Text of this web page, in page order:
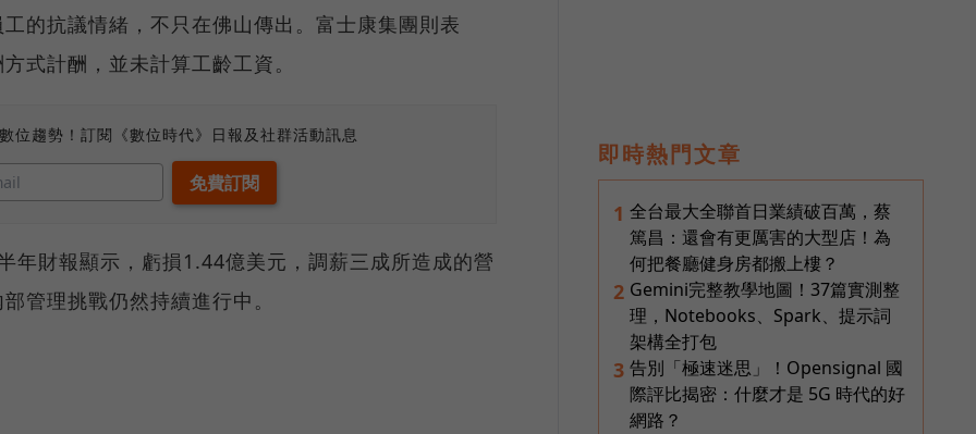
的抗議情緒，不只在佛山傳出。富士康集團則表
式計酬，並未計算工齡工資。
位趨勢！訂閱《數位時代》日報及社群活動訊息
年財報顯示，虧損1.44億美元，調薪三成所造成的營
管理挑戰仍然持續進行中。
即時熱門文章
1 全台最大全聯首日業績破百萬，蔡
篤昌：還會有更厲害的大型店！為
何把餐廳健身房都搬上樓？
2 Gemini完整教學地圖！37篇實測整
理，Notebooks、Spark、提示詞
架構全打包
3 告別「極速迷思」！Opensignal 國
際評比揭密：什麼才是 5G 時代的好
網路？